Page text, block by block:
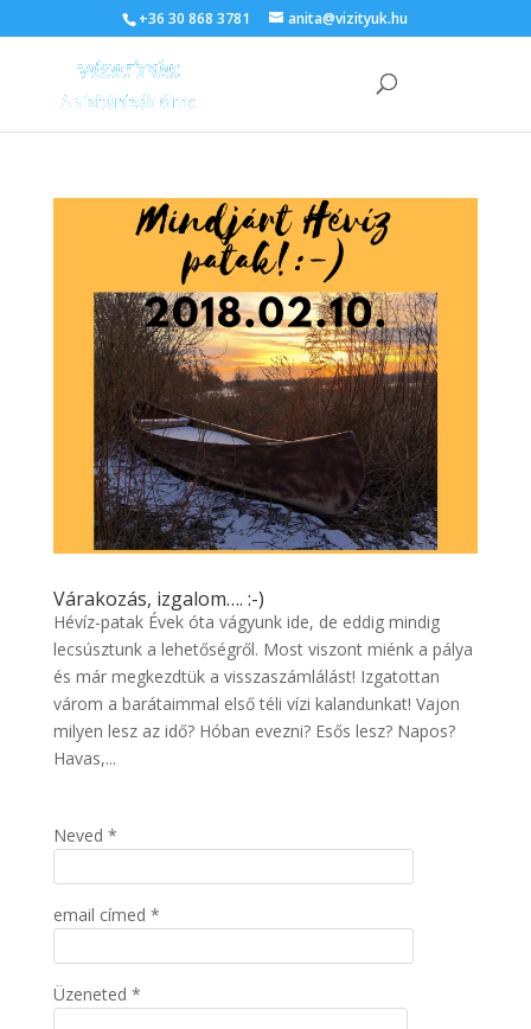
+36 30 868 3781 anita@vizityuk.hu
Várakozás, izgalom…. :-)
Hévíz-patak Évek óta vágyunk ide, de eddig mindig
lecsúsztunk a lehetőségről. Most viszont miénk a pálya
és már megkezdtük a visszaszámlálást! Izgatottan
várom a barátaimmal első téli vízi kalandunkat! Vajon
milyen lesz az idő? Hóban evezni? Esős lesz? Napos?
Havas,...
Neved *
email címed *
Üzeneted *